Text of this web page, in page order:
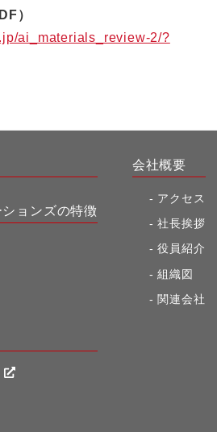
）
ai_materials_review-2/?
ョンズの特徴
会社概要
アクセス
社長挨拶
役員紹介
組織図
関連会社